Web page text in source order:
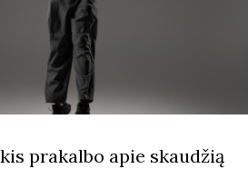
prakalbo apie skaudžią